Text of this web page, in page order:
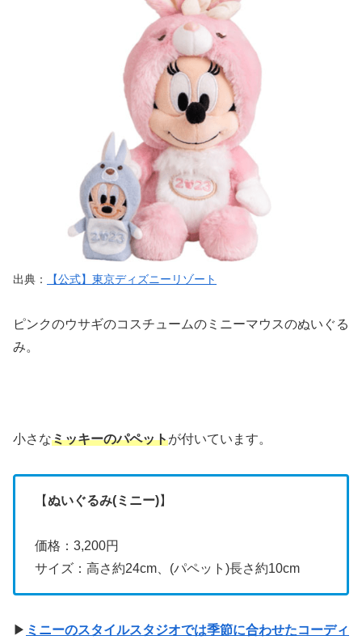
出典： 【公式】東京ディズニーリゾート
ピンクのウサギのコスチュームのミニーマウスのぬいぐる
み。
小さなミッキーのパペットが付いています。
【ぬいぐるみ(ミニー)】
価格：3,200円
サイズ：高さ約24cm、(パペット)長さ約10cm
▶ ミニーのスタイルスタジオでは季節に合わせたコーディ